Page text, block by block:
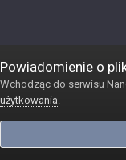
Powiadomienie o
Wchodząc do serwisu
użytkowania.